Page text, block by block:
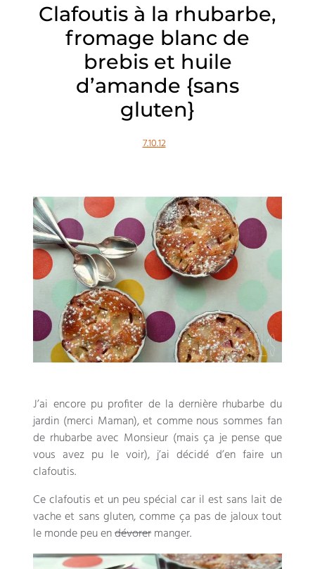
Clafoutis à la rhubarbe,
fromage blanc de
brebis et huile
d’amande {sans
gluten}
7.10.12
J’ai encore pu profiter de la dernière rhubarbe du
jardin (merci Maman), et comme nous sommes fan
de rhubarbe avec Monsieur (mais ça je pense que
vous avez pu le voir), j’ai décidé d’en faire un
clafoutis.
Ce clafoutis et un peu spécial car il est sans lait de
vache et sans gluten, comme ça pas de jaloux tout
le monde peu endévorermanger.